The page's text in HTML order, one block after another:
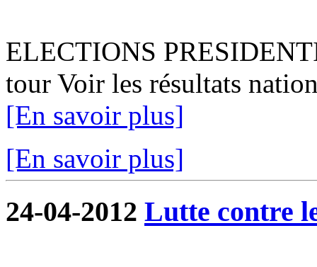
ELECTIONS
tour Voir les résultats
[En savoir plus]
[En savoir plus]
24-04-2012 Lutte contre